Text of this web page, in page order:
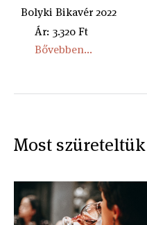
Bolyki Bikavér 2022
Ár: 3.320 Ft
Bővebben...
Most szüreteltük